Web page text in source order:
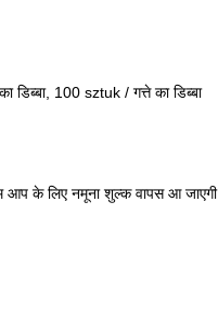
100 sztuk / गत्ते का डिब्बा
के लिए नमूना शुल्क वापस आ जाएगी